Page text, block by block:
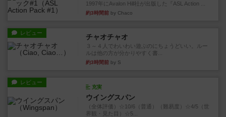
1997年にAvalon Hill社が出版した『ASL Action ...
約3時間前 by Chaco
レビュー チャオチャオ
３～４人でわいわい遊ぶのにちょうどいい。ルー
ルは他の方が分かりやすく書...
約3時間前 by S
レビュー
充実
ウイングスパン
（全体評価）☆10/6（普通）（難易度）☆4/5（世
界観・見た目）☆5...